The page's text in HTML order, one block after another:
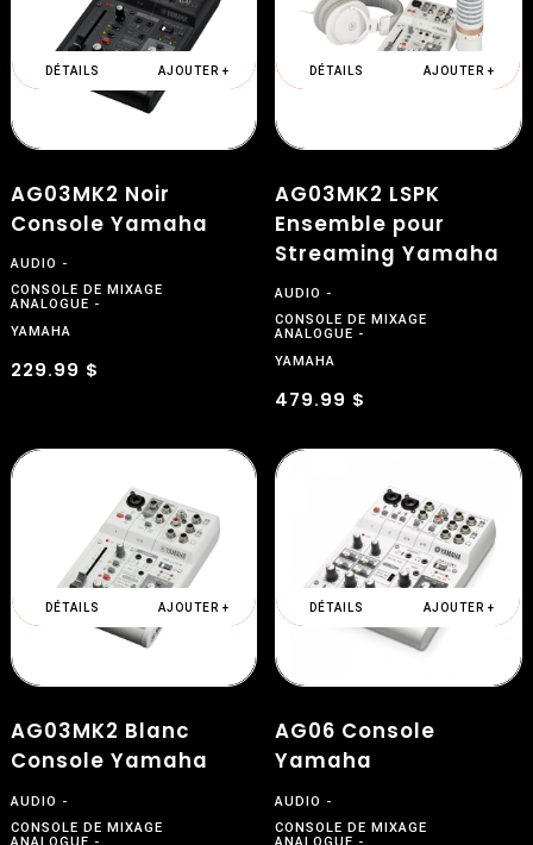
DÉTAILS AJOUTER +
AG03MK2 Noir
Console Yamaha
AUDIO
CONSOLE DE MIXAGE
ANALOGUE
YAMAHA
229.99 $
DÉTAILS AJOUTER +
AG03MK2 LSPK
Ensemble pour
Streaming Yamaha
AUDIO
CONSOLE DE MIXAGE
ANALOGUE
YAMAHA
479.99 $
DÉTAILS AJOUTER +
AG03MK2 Blanc
Console Yamaha
AUDIO
CONSOLE DE MIXAGE
DÉTAILS AJOUTER +
AG06 Console
Yamaha
AUDIO
CONSOLE DE MIXAGE